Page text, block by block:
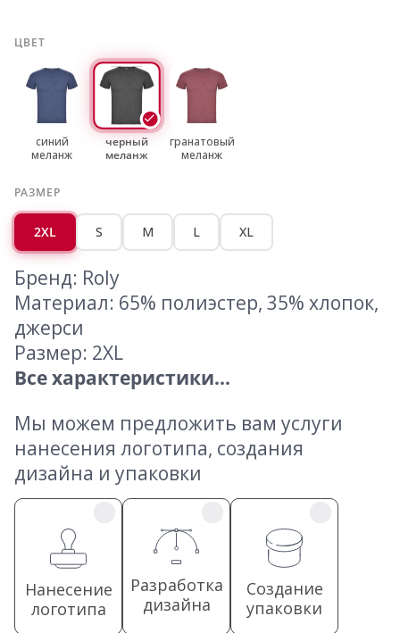
ЦВЕТ
синий
меланж
черный
меланж
гранатовый
меланж
РАЗМЕР
2XL S M L XL
Бренд: Roly
Материал: 65% полиэстер, 35% хлопок,
джерси
Размер: 2XL
Все характеристики...
Мы можем предложить вам услуги
нанесения логотипа, создания
дизайна и упаковки
Нанесение
логотипа
Разработка
дизайна
Создание
упаковки